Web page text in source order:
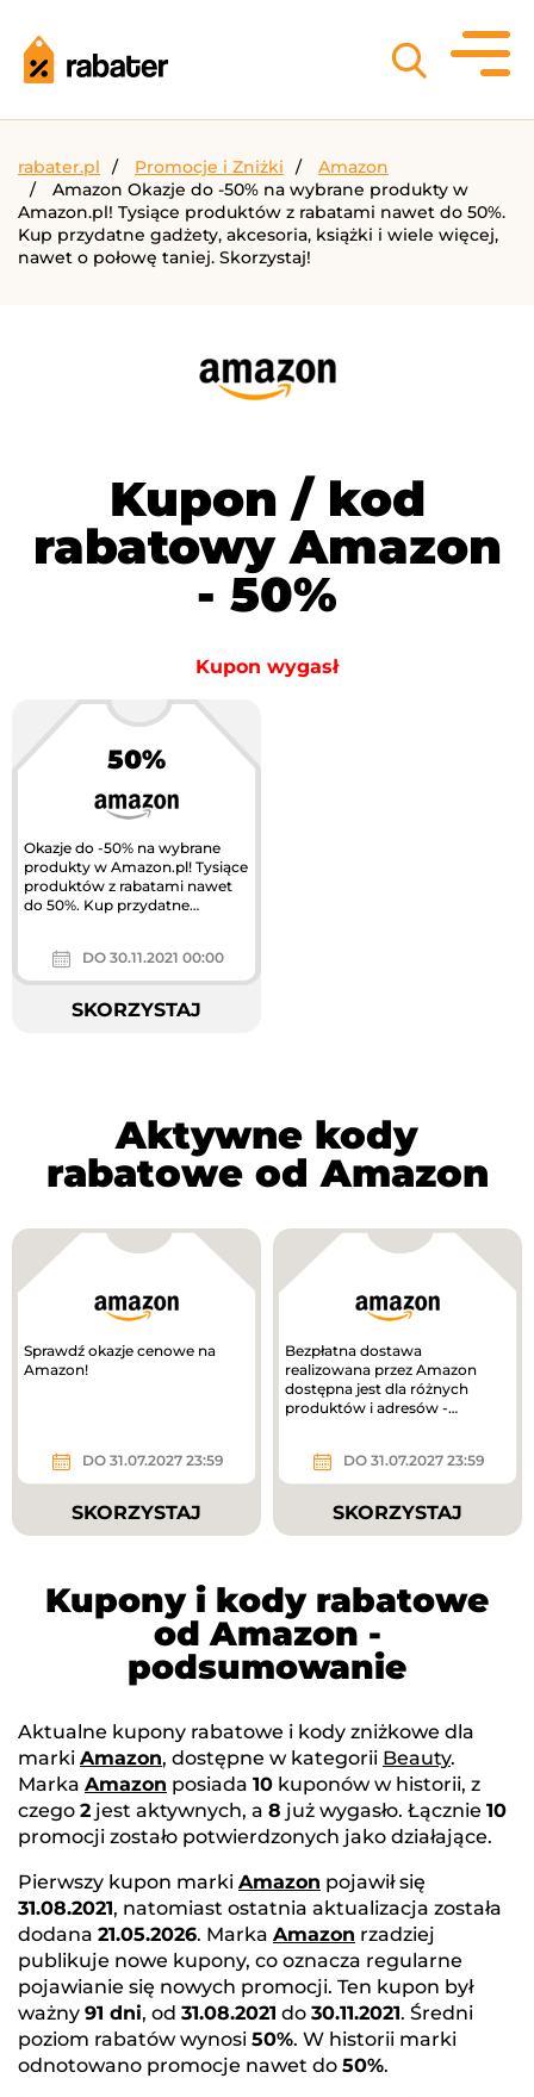
rabater.pl Promocje i Zniżki
Amazon
Amazon Okazje do -50% na wybrane produkty w
Amazon.pl! Tysiące produktów z rabatami nawet do 50%.
Kup przydatne gadżety, akcesoria, książki i wiele więcej,
nawet o połowę taniej. Skorzystaj!
Kupon / kod
rabatowy Amazon
- 50%
Kupon wygasł
50%
Okazje do -50% na wybrane
produkty w Amazon.pl! Tysiące
produktów z rabatami nawet
do 50%. Kup przydatne
DO 30.11.2021 00:00
SKORZYSTAJ
Aktywne kody
rabatowe od Amazon
Sprawdź okazje cenowe na
Amazon!
DO 31.07.2027 23:59
SKORZYSTAJ
Bezpłatna dostawa
realizowana przez Amazon
dostępna jest dla różnych
produktów i adresów -
DO 31.07.2027 23:59
SKORZYSTAJ
Kupony i kody rabatowe
od Amazon -
podsumowanie
Aktualne kupony rabatowe i kody zniżkowe dla
marki Amazon, dostępne w kategorii Beauty.
Marka Amazon posiada 10 kuponów w historii, z
czego 2 jest aktywnych, a 8 już wygasło. Łącznie 10
promocji zostało potwierdzonych jako działające.
Pierwszy kupon marki Amazon pojawił się
31.08.2021, natomiast ostatnia aktualizacja została
dodana 21.05.2026. Marka Amazon rzadziej
publikuje nowe kupony, co oznacza regularne
pojawianie się nowych promocji. Ten kupon był
ważny 91 dni, od 31.08.2021 do 30.11.2021. Średni
poziom rabatów wynosi 50%. W historii marki
odnotowano promocje nawet do 50%.